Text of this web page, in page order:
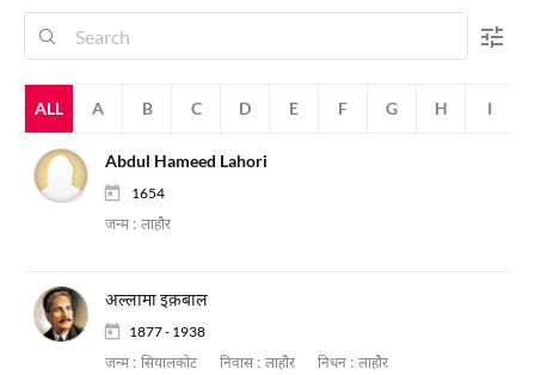
ALL A B C D E F G H I
Abdul Hameed Lahori
1654
जन्म : लाहौर
अल्लामा इक़बाल
1877 - 1938
जन्म : सियालकोट निवास : लाहौर निधन : लाहौर